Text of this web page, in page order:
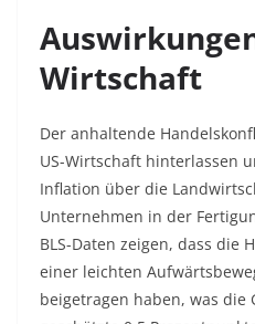
Wirtschaft
Der anhaltende
US-Wirtschaft hinterlassen
Inflation über die
Unternehmen in der
BLS-Daten zeigen, dass die
einer leichten
beigetragen haben, was die